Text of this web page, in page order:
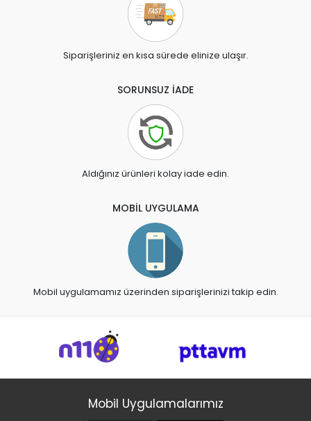
Siparişleriniz en kısa sürede elinize ulaşır.
SORUNSUZ İADE
Aldığınız ürünleri kolay iade edin.
MOBİL UYGULAMA
Mobil uygulamamız üzerinden siparişlerinizi takip edin.
Mobil Uygulamalarımız